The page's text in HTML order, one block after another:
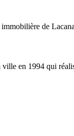
de
en 1994 qui